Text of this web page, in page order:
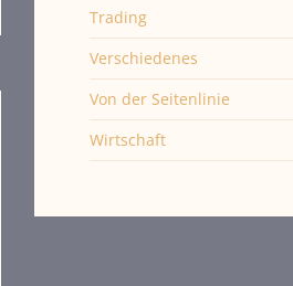
Trading
Verschiedenes
Von der Seitenlinie
Wirtschaft